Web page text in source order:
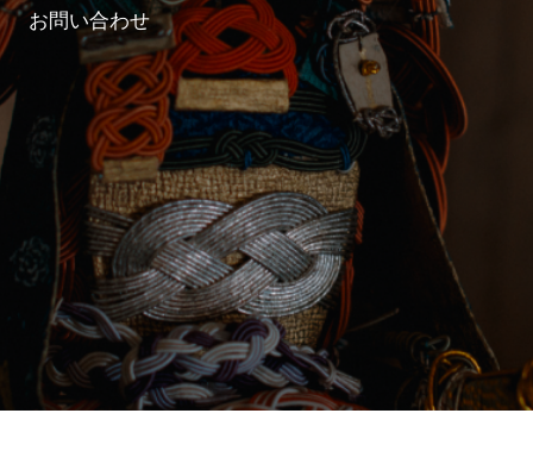
お問い合わせ